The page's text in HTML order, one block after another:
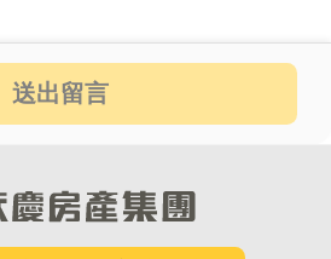
送出留言